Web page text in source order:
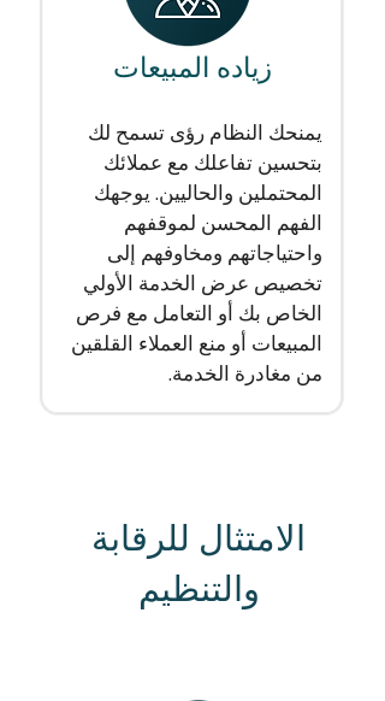
زياده المبيعات
يمنحك النظام رؤى تسمح لك
بتحسين تفاعلك مع عملائك
المحتملين والحاليين. يوجهك
الفهم المحسن لموقفهم
واحتياجاتهم ومخاوفهم إلى
تخصيص عرض الخدمة الأولي
الخاص بك أو التعامل مع فرص
المبيعات أو منع العملاء القلقين
من مغادرة الخدمة.
الامتثال للرقابة
والتنظيم